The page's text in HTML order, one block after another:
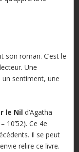
son roman. C’est le
Une
sentiment, une
le Nild’Agatha
10’52). Ce 4e
Il se peut
relire ce livre.